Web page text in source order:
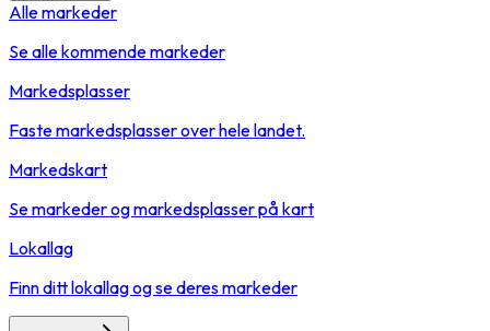
Alle markeder
Se alle kommende markeder
Markedsplasser
Faste markedsplasser over hele landet.
Markedskart
Se markeder og markedsplasser på kart
Lokallag
Finn ditt lokallag og se deres markeder